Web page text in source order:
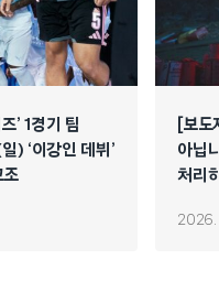
’ 1경기 팀
) ‘이강인 데뷔’
조
[보
아닙
처리
2026.